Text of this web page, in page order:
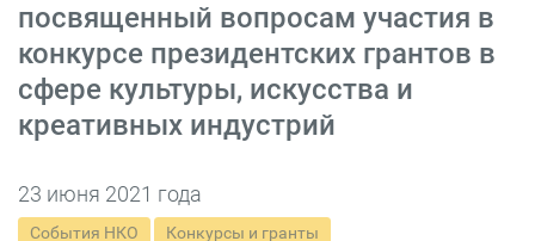
посвященный вопросам участия в
конкурсе президентских грантов в
сфере культуры, искусства и
креативных индустрий
23 июня 2021 года
События НКО Конкурсы и гранты